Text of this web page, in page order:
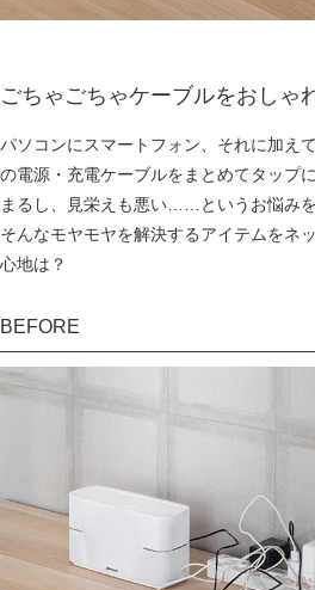
ごちゃごちゃケーブルをおしゃ
パソコンにスマートフォン、それに加え
の電源・充電ケーブルをまとめてタップ
まるし、見栄えも悪い……というお悩み
そんなモヤモヤを解決するアイテムをネ
心地は？
BEFORE